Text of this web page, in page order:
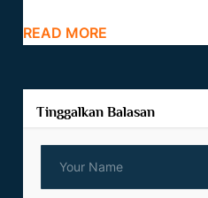
READ MORE
Tinggalkan Balasan